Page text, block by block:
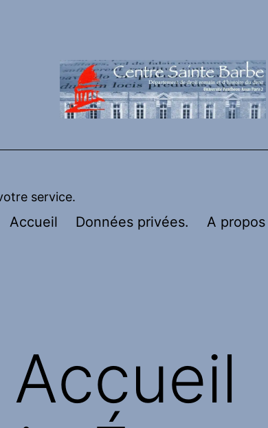
service.
Accueil Données privées. A propos